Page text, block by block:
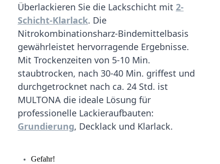
Überlackieren Sie die Lackschicht mit 2-
Schicht-Klarlack. Die
Nitrokombinationsharz-Bindemittelbasis
gewährleistet hervorragende Ergebnisse.
Mit Trockenzeiten von 5-10 Min.
staubtrocken, nach 30-40 Min. griffest und
durchgetrocknet nach ca. 24 Std. ist
MULTONA die ideale Lösung für
professionelle Lackieraufbauten:
Grundierung, Decklack und Klarlack.
Gefahr!